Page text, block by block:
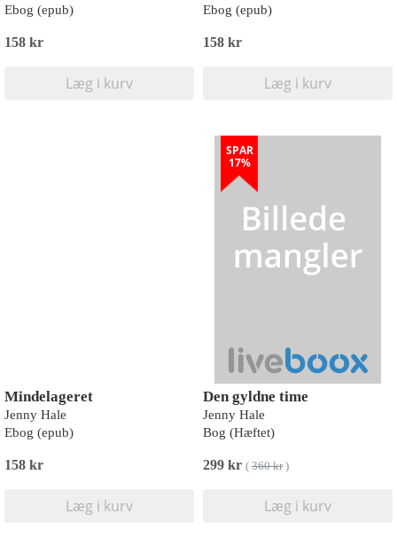
Ebog (epub)
158 kr
Læg i kurv
Ebog (epub)
158 kr
Læg i kurv
Mindelageret
Jenny Hale
Ebog (epub)
158 kr
Læg i kurv
SPAR
17%
Den gyldne time
Jenny Hale
Bog (Hæftet)
299 kr ( 360 kr)
Læg i kurv